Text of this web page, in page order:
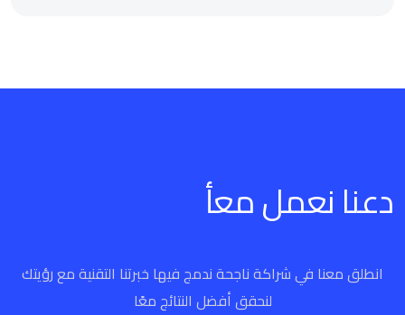
دعنا نعمل معأ
انطلق معنا في شراكة ناجحة ندمج فيها خبرتنا التقنية مع رؤيتك
لنحقق أفضل النتائج معًا